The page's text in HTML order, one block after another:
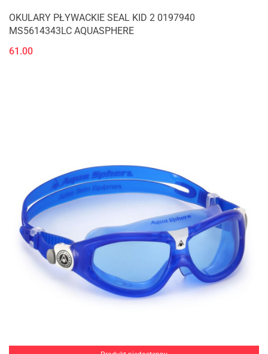
OKULARY PŁYWACKIE SEAL KID 2 0197940
MS5614343LC AQUASPHERE
61.00